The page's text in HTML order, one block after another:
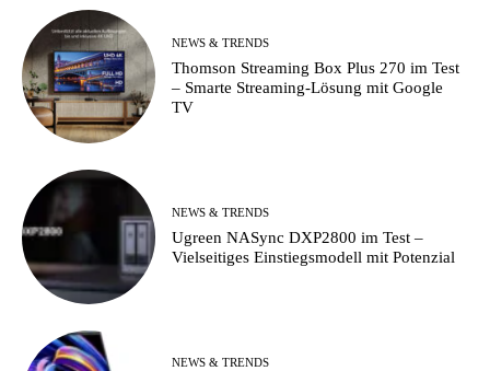
NEWS & TRENDS
Thomson Streaming Box Plus 270 im Test
– Smarte Streaming-Lösung mit Google
TV
NEWS & TRENDS
Ugreen NASync DXP2800 im Test –
Vielseitiges Einstiegsmodell mit Potenzial
NEWS & TRENDS